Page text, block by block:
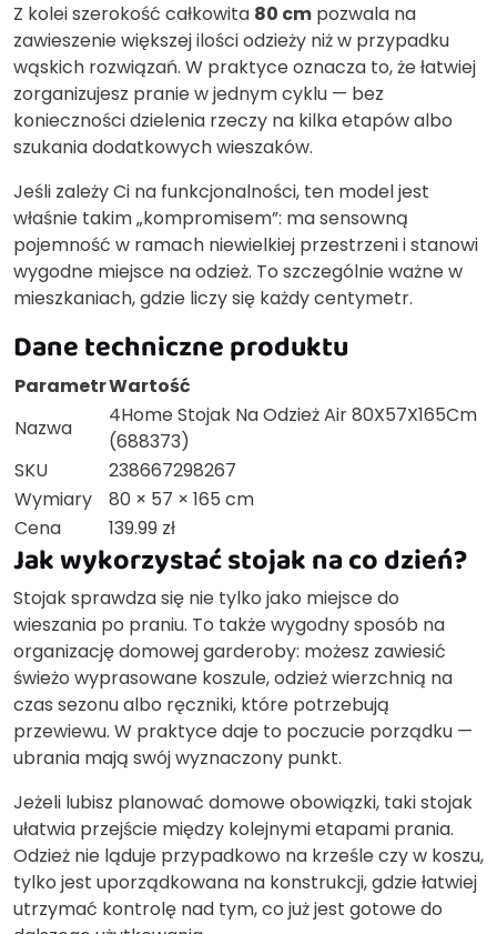
Z kolei szerokość całkowita 80 cm pozwala na
zawieszenie większej ilości odzieży niż w przypadku
wąskich rozwiązań. W praktyce oznacza to, że łatwiej
zorganizujesz pranie w jednym cyklu — bez
konieczności dzielenia rzeczy na kilka etapów albo
szukania dodatkowych wieszaków.
Jeśli zależy Ci na funkcjonalności, ten model jest
właśnie takim „kompromisem”: ma sensowną
pojemność w ramach niewielkiej przestrzeni i stanowi
wygodne miejsce na odzież. To szczególnie ważne w
mieszkaniach, gdzie liczy się każdy centymetr.
Dane techniczne produktu
ParametrWartość
Nazwa
4Home Stojak Na Odzież Air 80X57X165Cm
(688373)
SKU
238667298267
Wymiary
80 × 57 × 165 cm
Cena
139.99 zł
Jak wykorzystać stojak na co dzień?
Stojak sprawdza się nie tylko jako miejsce do
wieszania po praniu. To także wygodny sposób na
organizację domowej garderoby: możesz zawiesić
świeżo wyprasowane koszule, odzież wierzchnią na
czas sezonu albo ręczniki, które potrzebują
przewiewu. W praktyce daje to poczucie porządku —
ubrania mają swój wyznaczony punkt.
Jeżeli lubisz planować domowe obowiązki, taki stojak
ułatwia przejście między kolejnymi etapami prania.
Odzież nie ląduje przypadkowo na krześle czy w koszu,
tylko jest uporządkowana na konstrukcji, gdzie łatwiej
utrzymać kontrolę nad tym, co już jest gotowe do